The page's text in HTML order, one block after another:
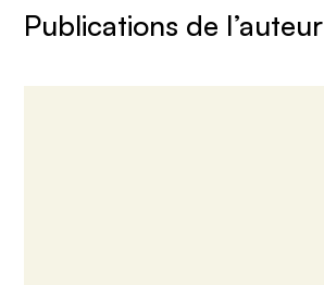
Publications de l’auteur